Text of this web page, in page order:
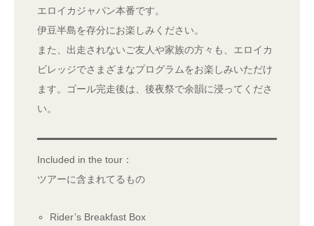
エロイカジャパン本番です。
伊豆半島を存分にお楽しみください。
また、出走されないご友人や家族の方々も、エロイカ
ビレッジでさまざまなプログラムをお楽しみいただけ
ます。ゴール完走後は、後夜祭で余韻に浸ってくださ
い。
Included in the tour：
ツアーに含まれてるもの
Rider’s Breakfast Box